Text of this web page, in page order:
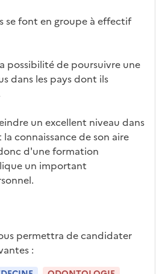
l
t
e
-
a
p
r
a
se font en groupe à effectif
possibilité de poursuivre une
dans les pays dont ils
un excellent niveau dans
connaissance de son aire
d'une formation
un important
permettra de candidater
: